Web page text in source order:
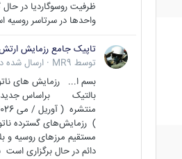
ظرفیت روسوگاردیا در
واحدها در سرتاسر
تاپیک جامع رزمایش
توسط MR9
· ارسال شده
بسم ا... رزمایش های
بالتیک براساس جدید
منتشره ( آوریل
) رزمایش‌های گسترده
مستقیم مرزهای روسیه و
دائم در حال برگزاری